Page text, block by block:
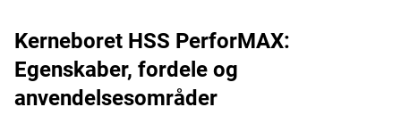
Kerneboret HSS PerforMAX:
Egenskaber, fordele og
anvendelsesområder